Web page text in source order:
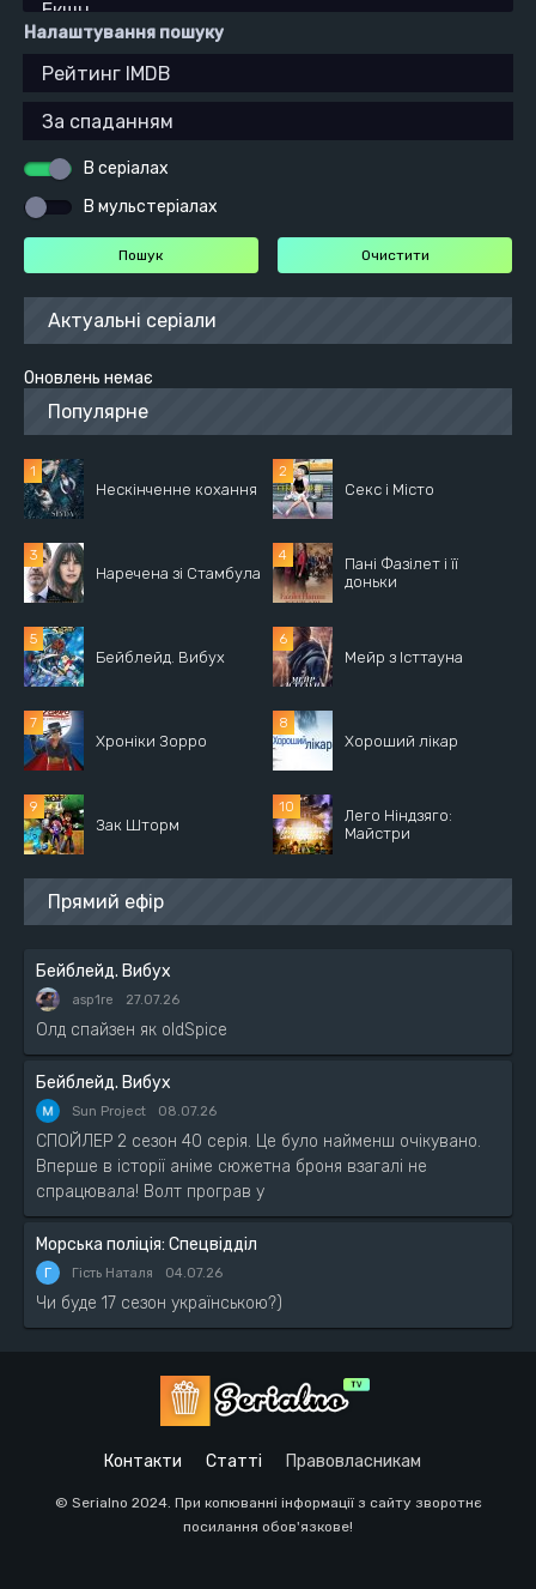
Налаштування пошуку
В серіалах
В мульстеріалах
Актуальні серіали
Оновлень немає
Популярне
Нескінченне кохання Секс і Місто
Наречена зі Стамбула
Пані Фазілет і її
доньки
Бейблейд. Вибух Мейр з Істтауна
Хроніки Зорро Хороший лікар
Зак Шторм
Лего Ніндзяго:
Майстри
Прямий ефір
Бейблейд. Вибух
asp1re 27.07.26
Олд спайзен як oldSpice
Бейблейд. Вибух
Sun Project 08.07.26
СПОЙЛЕР 2 сезон 40 серія. Це було найменш очікувано.
Вперше в історії аніме сюжетна броня взагалі не
спрацювала! Волт програв у
Морська поліція: Спецвідділ
Г Гість Наталя 04.07.26
Чи буде 17 сезон українською?)
Контакти Статті Правовласникам
© Serialno 2024. При копюванні інформації з сайту зворотнє
посилання обов'язкове!